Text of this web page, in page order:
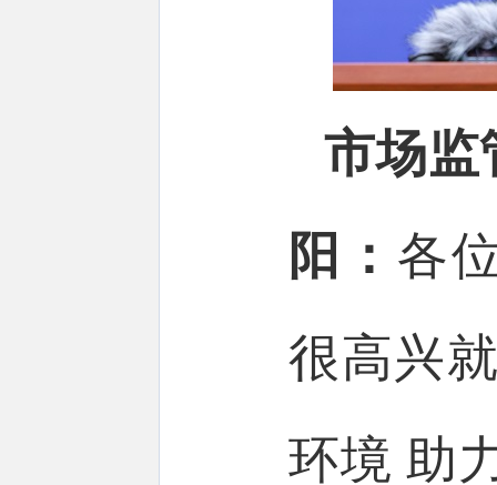
市场监
阳： 各
很高兴
环境 助